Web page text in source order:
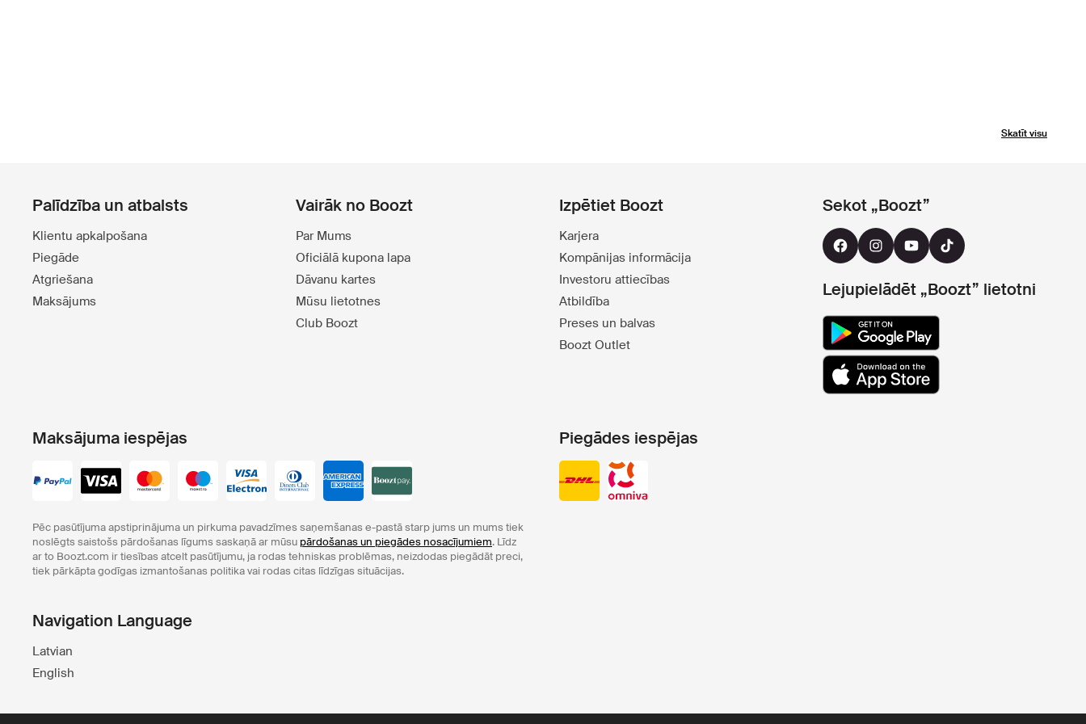
Skatīt visu
Palīdzība un atbalsts
Klientu apkalpošana
Piegāde
Atgriešana
Maksājums
Vairāk no Boozt
Par Mums
Oficiālā kupona lapa
Dāvanu kartes
Mūsu lietotnes
Club Boozt
Izpētiet Boozt
Karjera
Kompānijas informācija
Investoru attiecības
Atbildība
Preses un balvas
Boozt Outlet
Sekot „Boozt”
Lejupielādēt „Boozt” lietotni
Maksājuma iespējas
Pēc pasūtījuma apstiprinājuma un pirkuma pavadzīmes saņemšanas e-pastā starp jums un mums tiek
noslēgts saistošs pārdošanas līgums saskaņā ar mūsu pārdošanas un piegādes nosacījumiem. Līdz
ar to Boozt.com ir tiesības atcelt pasūtījumu, ja rodas tehniskas problēmas, neizdodas piegādāt preci,
tiek pārkāpta godīgas izmantošanas politika vai rodas citas līdzīgas situācijas.
Piegādes iespējas
Navigation Language
Latvian
English